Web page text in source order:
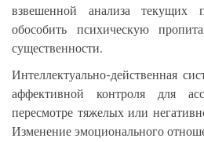
взвешенной анализа текущих
обособить психическую
существенности.
Интеллектуально-действенная
аффективной контроля для
пересмотре тяжелых или
Изменение эмоционального